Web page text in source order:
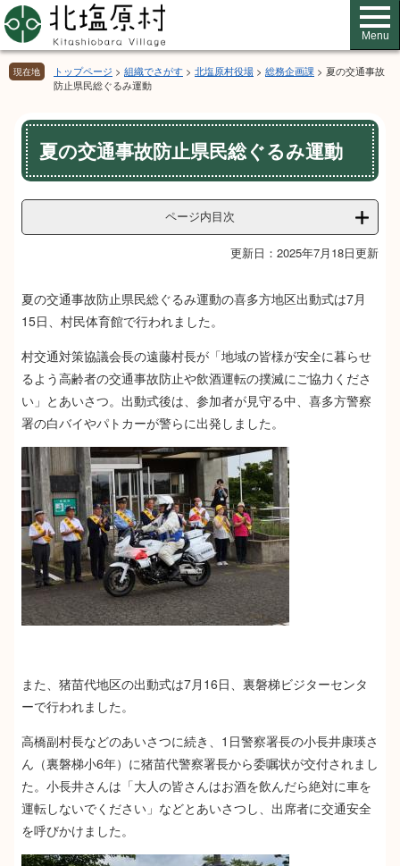
ペ
ー
ジ
の
先
メ
ニ
ュ
ー
を
Menu
現在地 トップページ > 組織でさがす > 北塩原村役場 > 総務企画課 > 夏の交通事故
防止県民総ぐるみ運動
本
文
夏の交通事故防止県民総ぐるみ運動
ページ内目次
更新日：2025年7月18日更新
夏の交通事故防止県民総ぐるみ運動の喜多方地区出動式は7月
15日、村民体育館で行われました。
村交通対策協議会長の遠藤村長が「地域の皆様が安全に暮らせ
るよう高齢者の交通事故防止や飲酒運転の撲滅にご協力くださ
い」とあいさつ。出動式後は、参加者が見守る中、喜多方警察
署の白バイやパトカーが警らに出発しました。
また、猪苗代地区の出動式は7月16日、裏磐梯ビジターセンタ
ーで行われました。
高橋副村長などのあいさつに続き、1日警察署長の小長井康瑛さ
ん（裏磐梯小6年）に猪苗代警察署長から委嘱状が交付されまし
た。小長井さんは「大人の皆さんはお酒を飲んだら絶対に車を
運転しないでください」などとあいさつし、出席者に交通安全
を呼びかけました。